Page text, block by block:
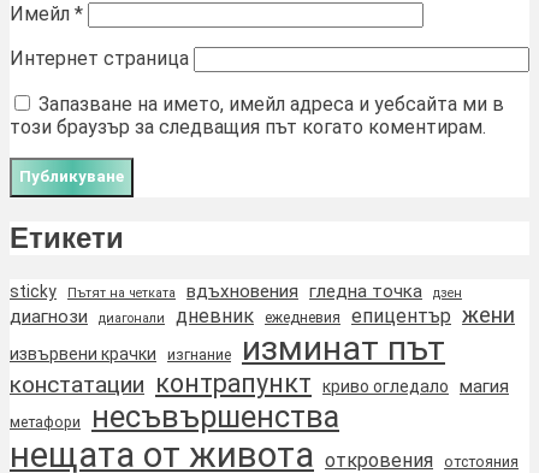
Имейл *
Интернет страница
Запазване на името, имейл адреса и уебсайта ми в
този браузър за следващия път когато коментирам.
Етикети
sticky Пътят на четката вдъхновения гледна точка дзен
диагнози диагонали дневник ежедневия епицентър жени
извървени крачки изгнание изминат път
констатации контрапункт криво огледало магия
метафори несъвършенства
нещата от живота откровения отстояния